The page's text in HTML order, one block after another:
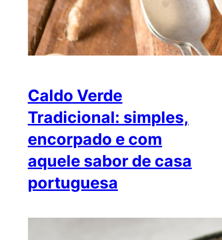
Caldo Verde
Tradicional: simples,
encorpado e com
aquele sabor de casa
portuguesa